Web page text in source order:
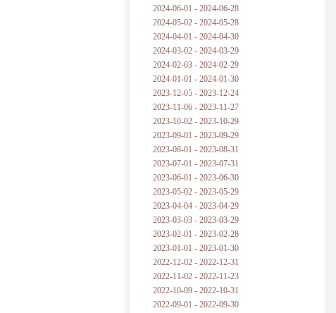
2024-06-01 - 2024-06-28
2024-05-02 - 2024-05-28
2024-04-01 - 2024-04-30
2024-03-02 - 2024-03-29
2024-02-03 - 2024-02-29
2024-01-01 - 2024-01-30
2023-12-05 - 2023-12-24
2023-11-06 - 2023-11-27
2023-10-02 - 2023-10-29
2023-09-01 - 2023-09-29
2023-08-01 - 2023-08-31
2023-07-01 - 2023-07-31
2023-06-01 - 2023-06-30
2023-05-02 - 2023-05-29
2023-04-04 - 2023-04-29
2023-03-03 - 2023-03-29
2023-02-01 - 2023-02-28
2023-01-01 - 2023-01-30
2022-12-02 - 2022-12-31
2022-11-02 - 2022-11-23
2022-10-09 - 2022-10-31
2022-09-01 - 2022-09-30